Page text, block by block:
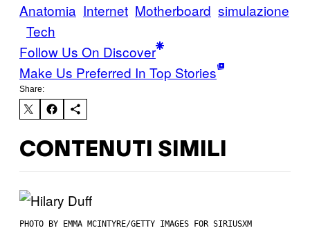
Anatomia Internet Motherboard simulazione
Tech
Follow Us On Discover
Make Us Preferred In Top Stories
Share:
CONTENUTI SIMILI
PHOTO BY EMMA MCINTYRE/GETTY IMAGES FOR SIRIUSXM